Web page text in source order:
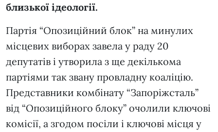
близької ідеології.
Партія “Опозиційний блок” на минулих
місцевих виборах завела у раду 20
депутатів і утворила з ще декількома
партіями так звану провладну коаліцію.
Представники комбінату “Запоріжсталь”
від “Опозиційного блоку” очолили ключові
комісії, а згодом посіли і ключові місця у